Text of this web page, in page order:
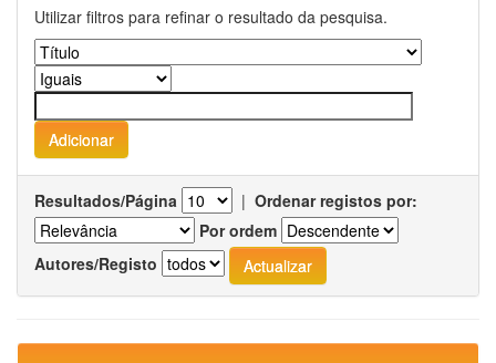
Utilizar filtros para refinar o resultado da pesquisa.
Resultados/Página | Ordenar registos por:
Por ordem
Autores/Registo